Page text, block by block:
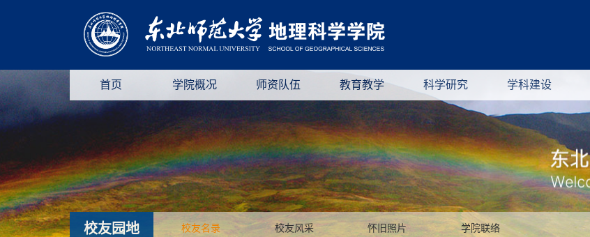
首页 学院概况 师资队伍 教育教学 科学研究 学科建设
校友园地 校友名录 校友风采 怀旧照片 学院联络